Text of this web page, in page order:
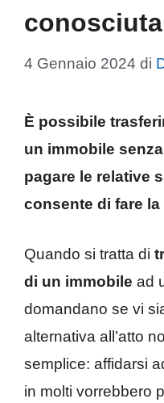
conosciuta
4 Gennaio 2024 di
È possibile
un immobile
pagare le relative
consente di fare la
Quando si tratta di
di un immobile ad
domandano se vi
alternativa all’atto
semplice: affidarsi
in molti vorrebbero